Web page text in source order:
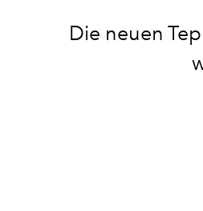
Die neuen